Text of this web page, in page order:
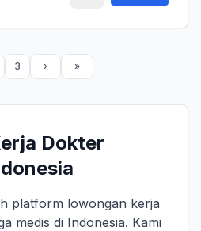
3
Dokter
platform lowongan kerja
medis di Indonesia. Kami